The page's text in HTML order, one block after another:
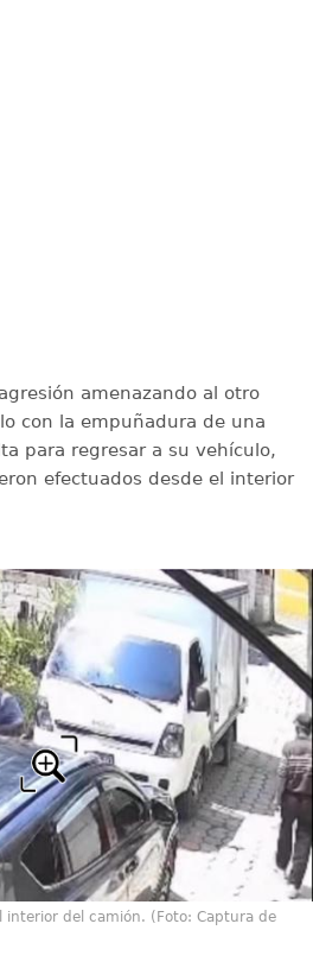
amenazando al otro
con la empuñadura de una
para regresar a su vehículo,
efectuados desde el interior
interior del camión. (Foto: Captura de